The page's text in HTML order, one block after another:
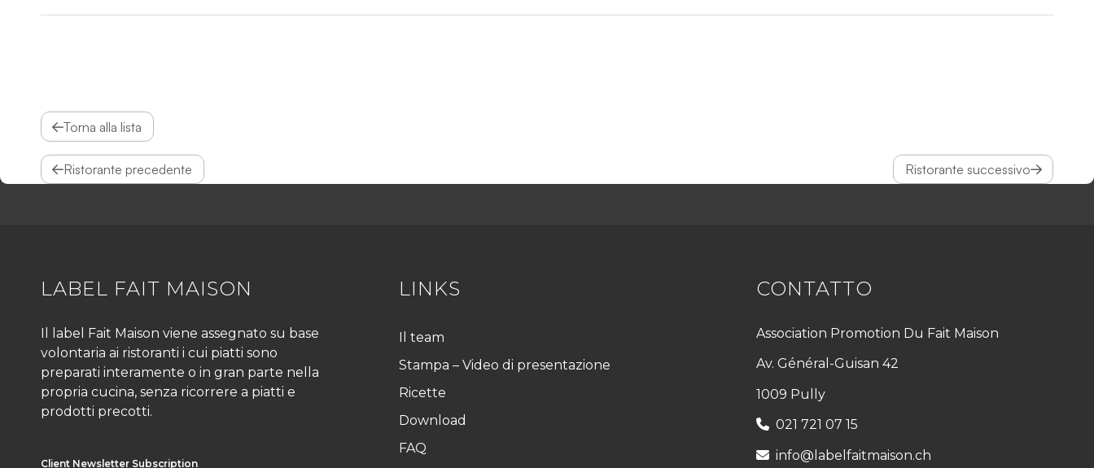
Torna alla lista
Ristorante precedente Ristorante successivo
LABEL FAIT MAISON
Il label Fait Maison viene assegnato su base
volontaria ai ristoranti i cui piatti sono
preparati interamente o in gran parte nella
propria cucina, senza ricorrere a piatti e
prodotti precotti.
Client Newsletter Subscription
LINKS
Il team
Stampa – Video di presentazione
Ricette
Download
FAQ
CONTATTO
Association Promotion Du Fait Maison
Av. Général-Guisan 42
1009 Pully
021 721 07 15
info@labelfaitmaison.ch